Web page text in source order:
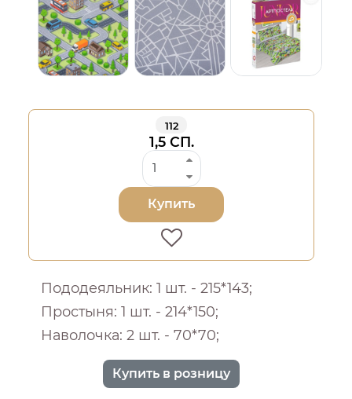
112
1,5 СП.
Купить
Пододеяльник: 1 шт. - 215*143;
Простыня: 1 шт. - 214*150;
Наволочка: 2 шт. - 70*70;
Купить в розницу